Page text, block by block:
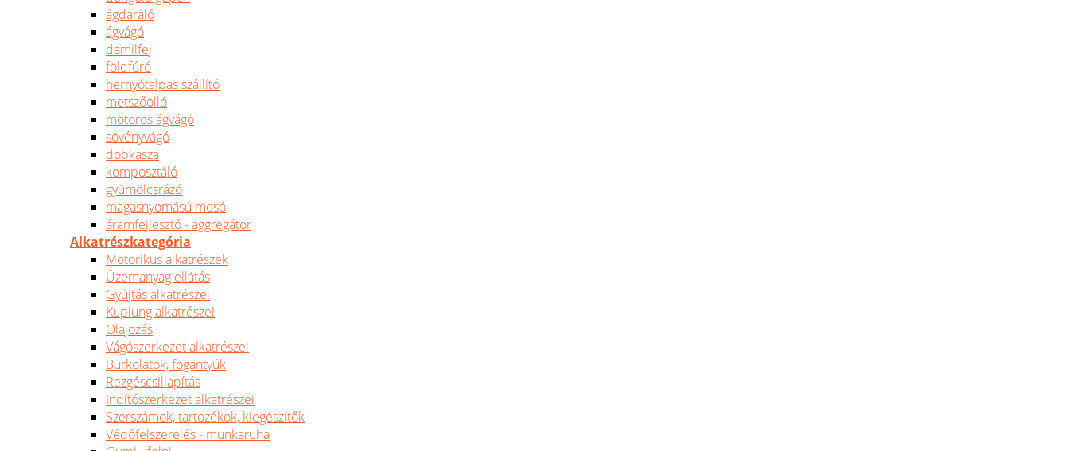
ágdaráló
ágvágó
damilfej
földfúró
hernyótalpas szállító
metszőolló
motoros ágvágó
sövényvágó
dobkasza
komposztáló
gyümölcsrázó
magasnyomású mosó
áramfejlesztő - aggregátor
Alkatrészkategória
Motorikus alkatrészek
Üzemanyag ellátás
Gyújtás alkatrészei
Kuplung alkatrészei
Olajozás
Vágószerkezet alkatrészei
Burkolatok, fogantyúk
Rezgéscsillapítás
Indítószerkezet alkatrészei
Szerszámok, tartozékok, kiegészítők
Védőfelszerelés - munkaruha